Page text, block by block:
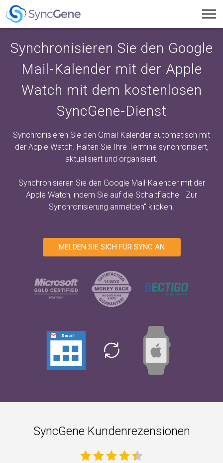
Synchronisieren Sie den Google
Mail-Kalender mit der Apple
Watch mit dem kostenlosen
SyncGene-Dienst
Synchronisieren Sie den Gmail-Kalender automatisch mit
der Apple Watch. Halten Sie Ihre Termine synchronisiert,
aktualisiert und organisiert.
Synchronisieren Sie den Google Mail-Kalender mit der
Apple Watch, indem Sie auf die Schaltfläche " Zur
Synchronisierung anmelden" klicken.
MELDEN SIE SICH FÜR SYNC AN
SyncGene Kundenrezensionen